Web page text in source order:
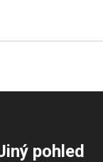
pohled